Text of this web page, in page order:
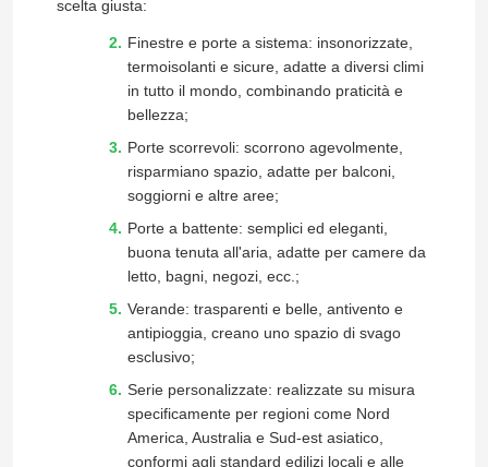
scelta giusta:
Finestre e porte a sistema: insonorizzate,
termoisolanti e sicure, adatte a diversi climi
in tutto il mondo, combinando praticità e
bellezza;
Porte scorrevoli: scorrono agevolmente,
risparmiano spazio, adatte per balconi,
soggiorni e altre aree;
Porte a battente: semplici ed eleganti,
buona tenuta all'aria, adatte per camere da
letto, bagni, negozi, ecc.;
Verande: trasparenti e belle, antivento e
antipioggia, creano uno spazio di svago
esclusivo;
Serie personalizzate: realizzate su misura
specificamente per regioni come Nord
America, Australia e Sud-est asiatico,
conformi agli standard edilizi locali e alle